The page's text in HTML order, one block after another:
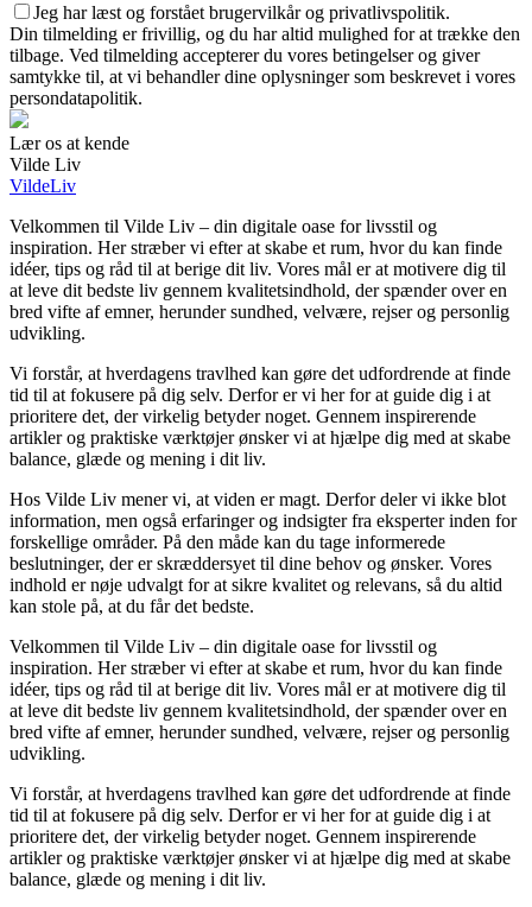
Jeg har læst og forstået brugervilkår og privatlivspolitik.
Din tilmelding er frivillig, og du har altid mulighed for at trække den
tilbage. Ved tilmelding accepterer du vores betingelser og giver
samtykke til, at vi behandler dine oplysninger som beskrevet i vores
persondatapolitik.
Lær os at kende
Vilde Liv
VildeLiv
Velkommen til Vilde Liv – din digitale oase for livsstil og
inspiration. Her stræber vi efter at skabe et rum, hvor du kan finde
idéer, tips og råd til at berige dit liv. Vores mål er at motivere dig til
at leve dit bedste liv gennem kvalitetsindhold, der spænder over en
bred vifte af emner, herunder sundhed, velvære, rejser og personlig
udvikling.
Vi forstår, at hverdagens travlhed kan gøre det udfordrende at finde
tid til at fokusere på dig selv. Derfor er vi her for at guide dig i at
prioritere det, der virkelig betyder noget. Gennem inspirerende
artikler og praktiske værktøjer ønsker vi at hjælpe dig med at skabe
balance, glæde og mening i dit liv.
Hos Vilde Liv mener vi, at viden er magt. Derfor deler vi ikke blot
information, men også erfaringer og indsigter fra eksperter inden for
forskellige områder. På den måde kan du tage informerede
beslutninger, der er skræddersyet til dine behov og ønsker. Vores
indhold er nøje udvalgt for at sikre kvalitet og relevans, så du altid
kan stole på, at du får det bedste.
Velkommen til Vilde Liv – din digitale oase for livsstil og
inspiration. Her stræber vi efter at skabe et rum, hvor du kan finde
idéer, tips og råd til at berige dit liv. Vores mål er at motivere dig til
at leve dit bedste liv gennem kvalitetsindhold, der spænder over en
bred vifte af emner, herunder sundhed, velvære, rejser og personlig
udvikling.
Vi forstår, at hverdagens travlhed kan gøre det udfordrende at finde
tid til at fokusere på dig selv. Derfor er vi her for at guide dig i at
prioritere det, der virkelig betyder noget. Gennem inspirerende
artikler og praktiske værktøjer ønsker vi at hjælpe dig med at skabe
balance, glæde og mening i dit liv.